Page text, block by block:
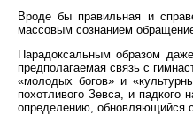
Вроде бы правильная и
массовым сознанием
Парадоксальным образом
предполагаемая связь с
«молодых богов» и
похотливого Зевса, и падкого
определению, обновляющийся